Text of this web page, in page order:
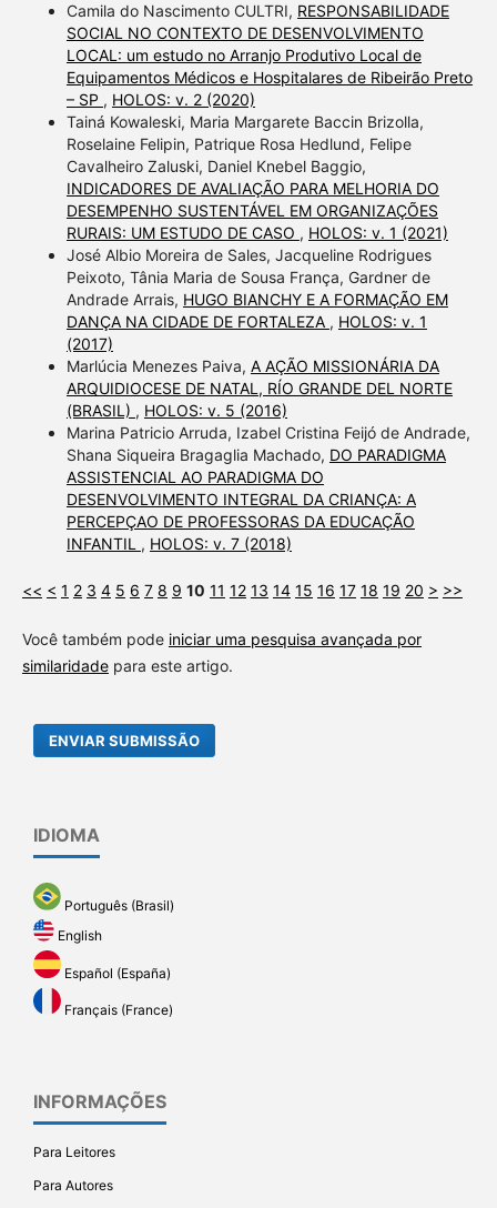
Camila do Nascimento CULTRI, RESPONSABILIDADE
SOCIAL NO CONTEXTO DE DESENVOLVIMENTO
LOCAL: um estudo no Arranjo Produtivo Local de
Equipamentos Médicos e Hospitalares de Ribeirão Preto
– SP , HOLOS: v. 2 (2020)
Tainá Kowaleski, Maria Margarete Baccin Brizolla,
Roselaine Felipin, Patrique Rosa Hedlund, Felipe
Cavalheiro Zaluski, Daniel Knebel Baggio,
INDICADORES DE AVALIAÇÃO PARA MELHORIA DO
DESEMPENHO SUSTENTÁVEL EM ORGANIZAÇÕES
RURAIS: UM ESTUDO DE CASO , HOLOS: v. 1 (2021)
José Albio Moreira de Sales, Jacqueline Rodrigues
Peixoto, Tânia Maria de Sousa França, Gardner de
Andrade Arrais, HUGO BIANCHY E A FORMAÇÃO EM
DANÇA NA CIDADE DE FORTALEZA , HOLOS: v. 1
(2017)
Marlúcia Menezes Paiva, A AÇÃO MISSIONÁRIA DA
ARQUIDIOCESE DE NATAL, RÍO GRANDE DEL NORTE
(BRASIL) , HOLOS: v. 5 (2016)
Marina Patricio Arruda, Izabel Cristina Feijó de Andrade,
Shana Siqueira Bragaglia Machado, DO PARADIGMA
ASSISTENCIAL AO PARADIGMA DO
DESENVOLVIMENTO INTEGRAL DA CRIANÇA: A
PERCEPÇAO DE PROFESSORAS DA EDUCAÇÃO
INFANTIL , HOLOS: v. 7 (2018)
<< < 1 2 3 4 5 6 7 8 9 10 11 12 13 14 15 16 17 18 19 20 > >>
Você também pode iniciar uma pesquisa avançada por
similaridadepara este artigo.
ENVIAR SUBMISSÃO
IDIOMA
Português (Brasil)
English
Español (España)
Français (France)
INFORMAÇÕES
Para Leitores
Para Autores